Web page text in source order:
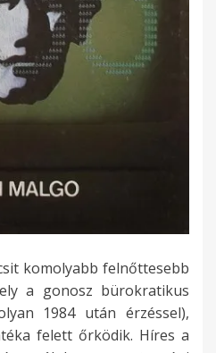
komolyabb felnőttesebb
a gonosz bürokratikus
1984 után érzéssel),
felett őrködik. Híres a